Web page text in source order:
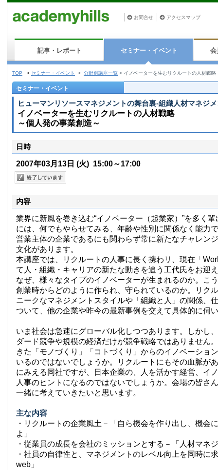
お問合せ アクセスマップ
記事・レポート セミナー・イベント 会
TOP > セミナー・イベント > 分野別講座一覧 > イノベーターを生むリクルートの人材戦
セミナー・イベント
ヒューマンリソースマネジメントの舞台裏-組織人材マネジ
イノベーターを生むリクルートの人材戦略
～個人発の事業創造～
日時
2007年03月13日 (火) 15:00～17:00
内容
業界に新風を巻き込む“イノベーター（起業家）”を多く
には、何でもやらせてみる、年齢や性別に関係なく能力
営業主体の企業であるにも関わらず常に新たなチャレン
文化があります。
本講座では、リクルートの人事に長く携わリ、現在「
て人・組織・キャリアの新たな動きを追う工代氏をお迎
なぜ、様々なタイプのイノベーターが生まれるのか。こ
創業時からどのように作られ、守られているのか。リク
ニークなマネジメントスタイルや「組織と人」の関係、
ついて、他の企業や昨今の最新事例を交えて具体的に伺
いま社会は急速にグローバル化しつつあります。しかし
ダード競争や規模の経済だけが競争戦略ではありません
きた「モノづくり」「コトづくり」からのイノベーショ
いるのではないでしょうか。リクルートにもその血脈が
にみえる同社ですが、日本企業の、人を活かす経営、イ
人事のヒントになるのではないでしょうか。会場の皆さ
一緒に考えていきたいと思います。
主な内容
・リクルートの企業風土－「自ら機会を作り出し、機会
よ」
・従業員の成長を会社のミッションとする－「人材マネ
・社員の自律性と、マネジメントのレベル向上を同時に
web」